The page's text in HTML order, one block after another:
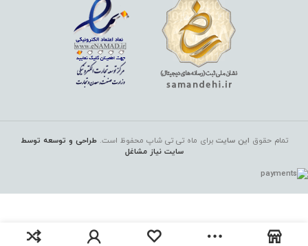
تمام حقوق این سایتبرای ماه تی تی شاپ محفوظ است.طراحی و توسعه توسط
سایت نیاز مشاغل
محلول پاک کننده آرایش پوست مختلط تا